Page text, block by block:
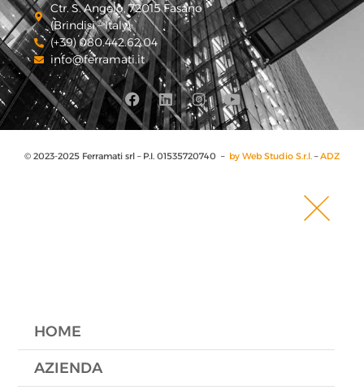
Ctr. S. Angelo, 72015 Fasano
(Brindisi – Italy)
(+39) 080.442.62.04
info@ferramati.it
© 2023-2025 Ferramati srl – P.I. 01535720740 – by Web Studio S.r.l. –ADZ
HOME
AZIENDA